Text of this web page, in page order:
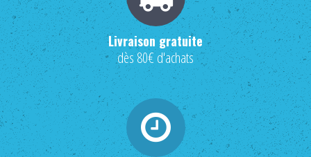
Livraison gratuite
dès 80€ d'achats